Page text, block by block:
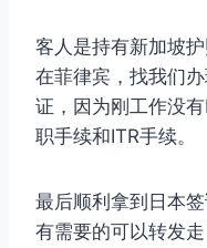
客人是持有新加坡
在菲律宾，找我们
证，因为刚工作没
职手续和ITR手续。
最后顺利拿到日本
有需要的可以转发